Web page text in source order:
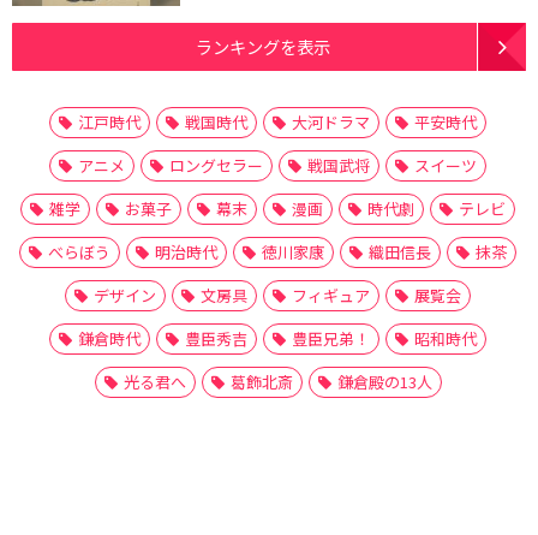
ランキングを表示
江戸時代 戦国時代 大河ドラマ
平安時代
アニメ
ロングセラー 戦国武将
スイーツ
雑学
お菓子 幕末 漫画 時代劇
テレビ
べらぼう
明治時代 徳川家康 織田信長
抹茶
デザイン
文房具 フィギュア
展覧会
鎌倉時代
豊臣秀吉 豊臣兄弟！
昭和時代
光る君へ
葛飾北斎 鎌倉殿の13人